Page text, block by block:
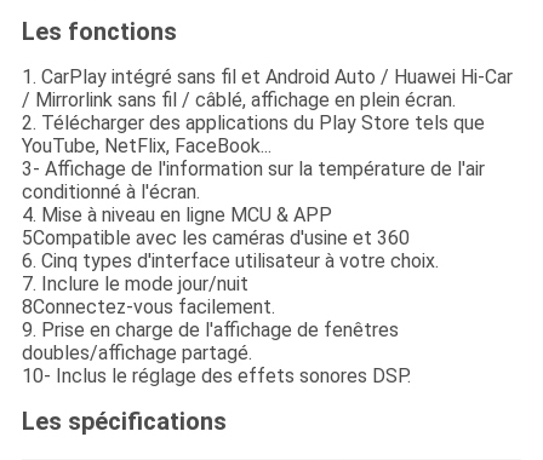
Les fonctions
1. CarPlay intégré sans fil et Android Auto / Huawei Hi-Car
/ Mirrorlink sans fil / câblé, affichage en plein écran.
2. Télécharger des applications du Play Store tels que
YouTube, NetFlix, FaceBook...
3- Affichage de l'information sur la température de l'air
conditionné à l'écran.
4. Mise à niveau en ligne MCU & APP
5Compatible avec les caméras d'usine et 360
6. Cinq types d'interface utilisateur à votre choix.
7. Inclure le mode jour/nuit
8Connectez-vous facilement.
9. Prise en charge de l'affichage de fenêtres
doubles/affichage partagé.
10- Inclus le réglage des effets sonores DSP.
Les spécifications